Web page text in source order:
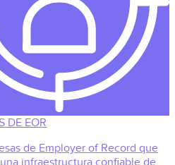
DE EOR
de Employer of Record que